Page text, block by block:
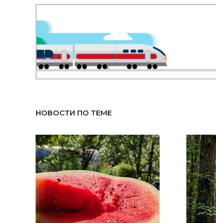
НОВОСТИ ПО ТЕМЕ